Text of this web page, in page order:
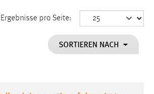
Ergebnisse pro Seite:
SORTIEREN NACH
speichert die ausgewählten Einverständnis-